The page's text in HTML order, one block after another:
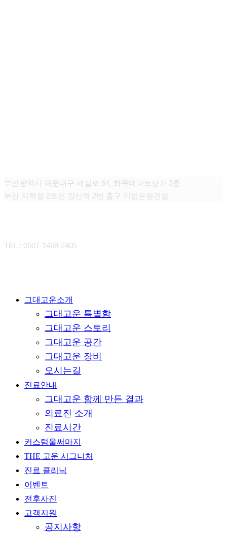
부산광역시 해운대구 세실로 64, 화목데파트상가 3층
부산 지하철 2호선 장산역 2번 출구 기업은행건물
TEL : 0507-1468-2405
Close 그대고운소개
그대고운 특별함
그대고운 스토리
그대고운 공간
그대고운 장비
오시는길
진료안내
그대고운 함께 만든 결과
의료진 소개
진료시간
커스텀울써마지
THE 고운 시그니처
진료 클리닉
이벤트
전후사진
고객지원
공지사항